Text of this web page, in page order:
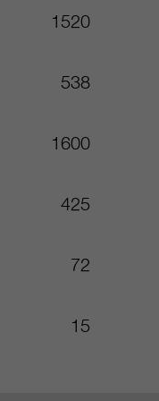
1520
538
1600
425
72
15